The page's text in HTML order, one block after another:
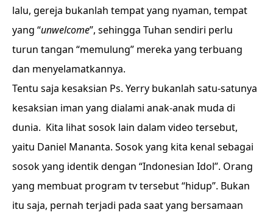
lalu, gereja bukanlah tempat yang nyaman, tempat
yang “unwelcome”, sehingga Tuhan sendiri perlu
turun tangan “memulung” mereka yang terbuang
dan menyelamatkannya.
Tentu saja kesaksian Ps. Yerry bukanlah satu-satunya
kesaksian iman yang dialami anak-anak muda di
dunia. Kita lihat sosok lain dalam video tersebut,
yaitu Daniel Mananta. Sosok yang kita kenal sebagai
sosok yang identik dengan “Indonesian Idol”. Orang
yang membuat program tv tersebut “hidup”. Bukan
itu saja, pernah terjadi pada saat yang bersamaan